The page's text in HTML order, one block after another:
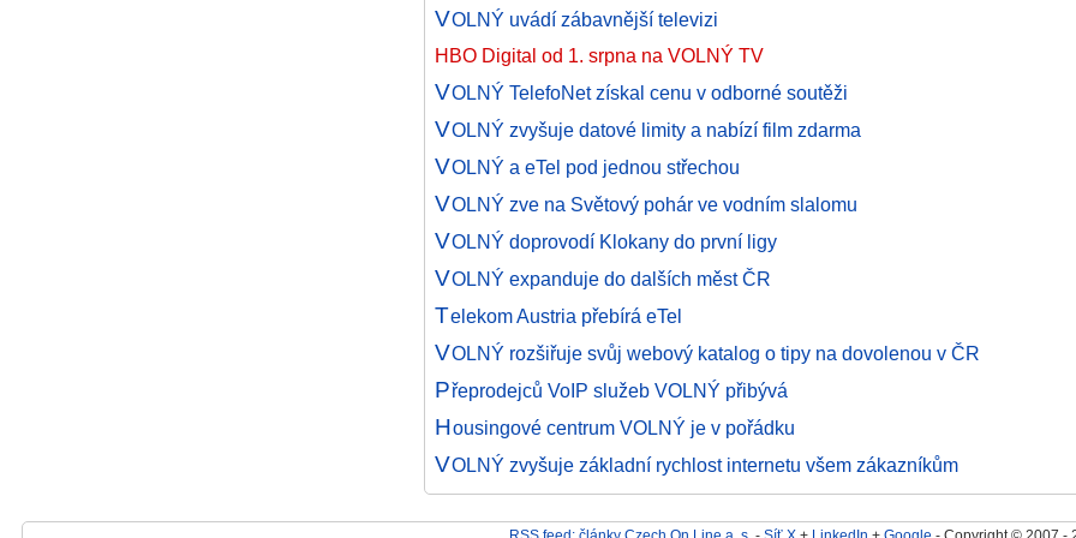
VOLNÝ uvádí zábavnější televizi
HBO Digital od 1. srpna na VOLNÝ TV
VOLNÝ TelefoNet získal cenu v odborné soutěži
VOLNÝ zvyšuje datové limity a nabízí film zdarma
VOLNÝ a eTel pod jednou střechou
VOLNÝ zve na Světový pohár ve vodním slalomu
VOLNÝ doprovodí Klokany do první ligy
VOLNÝ expanduje do dalších měst ČR
Telekom Austria přebírá eTel
VOLNÝ rozšiřuje svůj webový katalog o tipy na dovolenou v ČR
Přeprodejců VoIP služeb VOLNÝ přibývá
Housingové centrum VOLNÝ je v pořádku
VOLNÝ zvyšuje základní rychlost internetu všem zákazníkům